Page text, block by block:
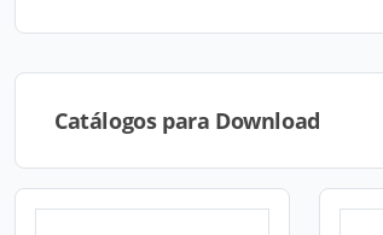
Catálogos para Download